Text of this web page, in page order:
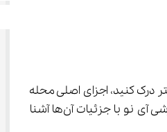
شما دانش‌آموزان عزیز کمک می‌کند تا مفهوم محله را بهتر درک کنید، اجزای اصلی محله
را بشناسنید و مسئولیت‌های خود را نسبت به محیط زندگی‌شان به‌خوبی بفهمید. این فصل شامل نکات کاربردی و آموزشی متعددی است که در این مبحث آموزشی آی نو با جزئیات آن‌ها آشنا